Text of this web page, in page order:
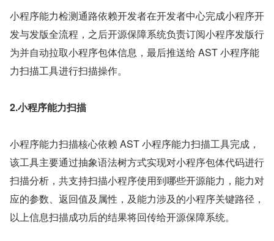
小程序能力检测通路依赖开发者在开发者中心完成小程序开
发与发版全流程，之后开源保障系统负责订阅小程序发版行
为并自动拉取小程序包体信息，最后推送给 AST 小程序能
力扫描工具进行扫描操作。
2.小程序能力扫描
小程序能力扫描核心依赖 AST 小程序能力扫描工具完成，
该工具主要通过抽象语法树方式实现对小程序包体代码进行
扫描分析，共支持扫描小程序使用到哪些开源能力，能力对
应的参数、返回值及属性，及能力涉及的小程序关键路径，
以上信息扫描成功后的结果将回传给开源保障系统。